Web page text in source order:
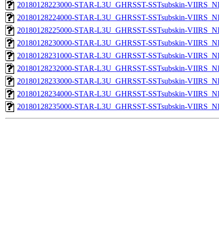
20180128223000-STAR-L3U_GHRSST-SSTsubskin-
20180128224000-STAR-L3U_GHRSST-SSTsubskin-
20180128225000-STAR-L3U_GHRSST-SSTsubskin-
20180128230000-STAR-L3U_GHRSST-SSTsubskin-
20180128231000-STAR-L3U_GHRSST-SSTsubskin-
20180128232000-STAR-L3U_GHRSST-SSTsubskin-
20180128233000-STAR-L3U_GHRSST-SSTsubskin-
20180128234000-STAR-L3U_GHRSST-SSTsubskin-
20180128235000-STAR-L3U_GHRSST-SSTsubskin-